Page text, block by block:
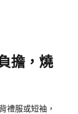
擔，燒
禮服或短袖，